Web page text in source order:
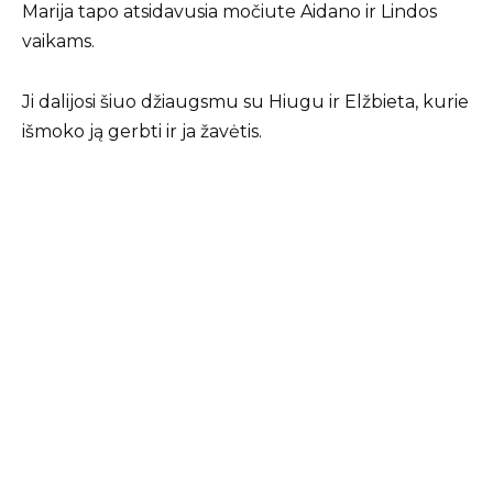
Marija tapo atsidavusia močiute Aidano ir Lindos
vaikams.
Ji dalijosi šiuo džiaugsmu su Hiugu ir Elžbieta, kurie
išmoko ją gerbti ir ja žavėtis.